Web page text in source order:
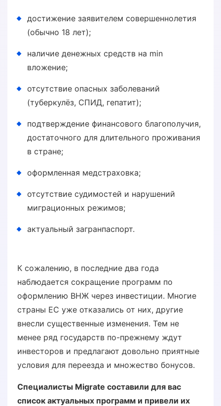
достижение заявителем совершеннолетия
(обычно 18 лет);
наличие денежных средств на min
вложение;
отсутствие опасных заболеваний
(туберкулёз, СПИД, гепатит);
подтверждение финансового благополучия,
достаточного для длительного проживания
в стране;
оформленная медстраховка;
отсутствие судимостей и нарушений
миграционных режимов;
актуальный загранпаспорт.
К сожалению, в последние два года
наблюдается сокращение программ по
оформлению ВНЖ через инвестиции. Многие
страны ЕС уже отказались от них, другие
внесли существенные изменения. Тем не
менее ряд государств по-прежнему ждут
инвесторов и предлагают довольно приятные
условия для переезда и множество бонусов.
Специалисты Migrate составили для вас
список актуальных программ и привели их